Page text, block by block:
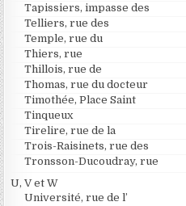
Tapissiers, impasse des
Telliers, rue des
Temple, rue du
Thiers, rue
Thillois, rue de
Thomas, rue du docteur
Timothée, Place Saint
Tinqueux
Tirelire, rue de la
Trois-Raisinets, rue des
Tronsson-Ducoudray, rue
U, V et W
Université, rue de l’